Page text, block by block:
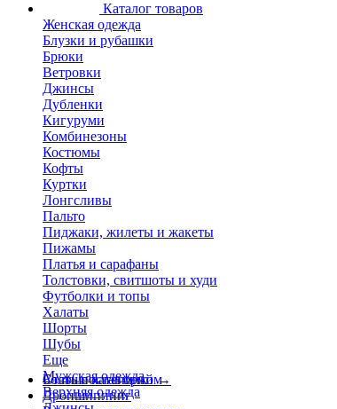
Каталог товаров
Женская одежда
Блузки и рубашки
Брюки
Ветровки
Джинсы
Дубленки
Кигуруми
Комбинезоны
Костюмы
Кофты
Куртки
Лонгсливы
Пальто
Пиджаки, жилеты и жакеты
Пижамы
Платья и сарафаны
Толстовки, свитшоты и худи
Футболки и топы
Халаты
Шорты
Шубы
Еще
Мужская одежда
Верхняя одежда
Больше категорий→
Стать поставщиком
Дропшиппинг